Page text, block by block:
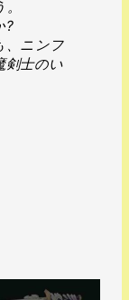
?
、ニンフ
剣士のい